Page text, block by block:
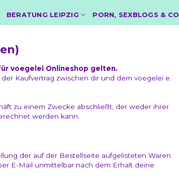
BERATUNG LEIPZIG PORN, SEXBLOGS & CO
voegelei Onlineshop gelten.
Kaufvertrag zwischen dir und dem voegelei e.
zu einem Zwecke abschließt, der weder ihrer
werden kann.
der auf der Bestellseite aufgelisteten Waren
E-Mail unmittelbar nach dem Erhalt deine